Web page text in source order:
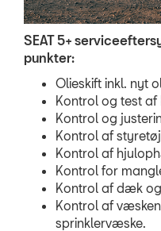
SEAT 5+
punkter:
Olieskift inkl. nyt
Kontrol og test af
Kontrol og
Kontrol af styretøj
Kontrol af
Kontrol for
Kontrol af dæk
Kontrol af
sprinklervæske.